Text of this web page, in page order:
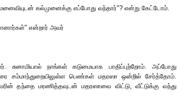
கல்முனைக்கு எப்போது வந்தார்"? என்று கேட்டோம்.
என்றார் அவர்
சுனாமியால் நாங்கள் கடுமையாக பாதிப்புற்றோம். அப்போது
சம்மாந்துறையிலுள்ள பெண்கள் மதரஸா ஒன்றில் சேர்த்தோம்.
தந்தை மரணித்தவுடன் மதரஸாவை விட்டு, வீட்டுக்கு வந்து